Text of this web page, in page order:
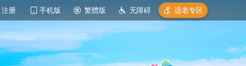
注册 手机版 繁體版 无障碍 适老专区